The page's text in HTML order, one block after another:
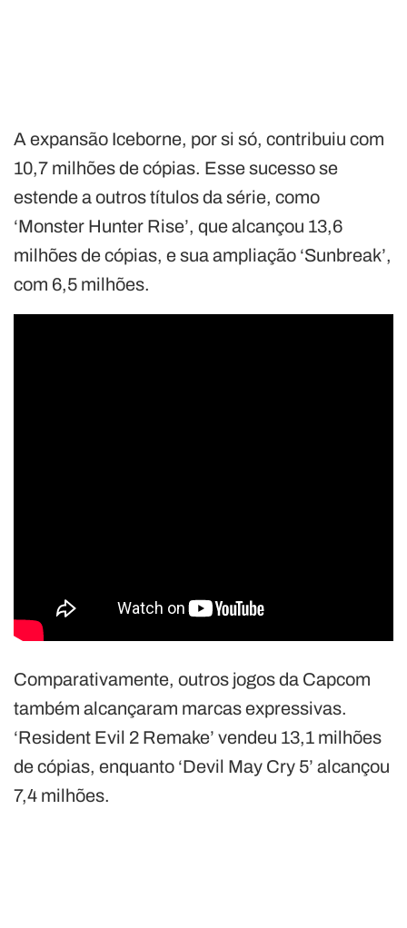
A expansão Iceborne, por si só, contribuiu com
10,7 milhões de cópias. Esse sucesso se
estende a outros títulos da série, como
‘Monster Hunter Rise’, que alcançou 13,6
milhões de cópias, e sua ampliação ‘Sunbreak’,
com 6,5 milhões.
Comparativamente, outros jogos da Capcom
também alcançaram marcas expressivas.
‘Resident Evil 2 Remake’ vendeu 13,1 milhões
de cópias, enquanto ‘Devil May Cry 5’ alcançou
7,4 milhões.